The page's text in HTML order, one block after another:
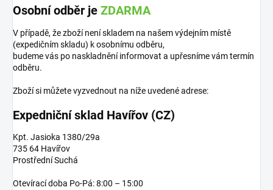
Osobní odběr je ZDARMA
V případě, že zboží není skladem na našem výdejním místě
(expedičním skladu) k osobnímu odběru,
budeme vás po naskladnění informovat a upřesníme vám termín
odběru.
Zboží si můžete vyzvednout na níže uvedené adrese:
Expedniční sklad Havířov (CZ)
Kpt. Jasioka 1380/29a
735 64 Havířov
Prostřední Suchá
Otevírací doba Po-Pá: 8:00 – 15:00